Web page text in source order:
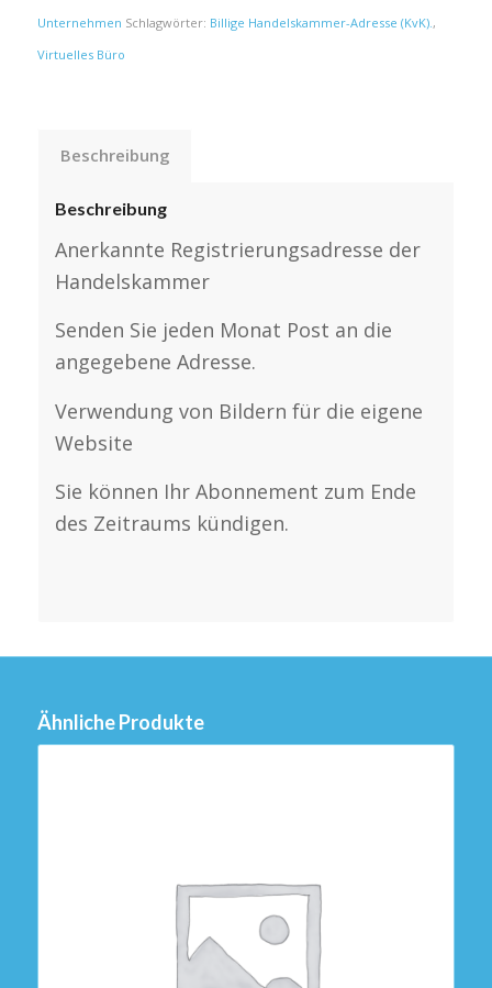
Unternehmen Schlagwörter: Billige Handelskammer-Adresse (KvK). ,
Virtuelles Büro
Beschreibung
Beschreibung
Anerkannte Registrierungsadresse der
Handelskammer
Senden Sie jeden Monat Post an die
angegebene Adresse.
Verwendung von Bildern für die eigene
Website
Sie können Ihr Abonnement zum Ende
des Zeitraums kündigen.
Ähnliche Produkte